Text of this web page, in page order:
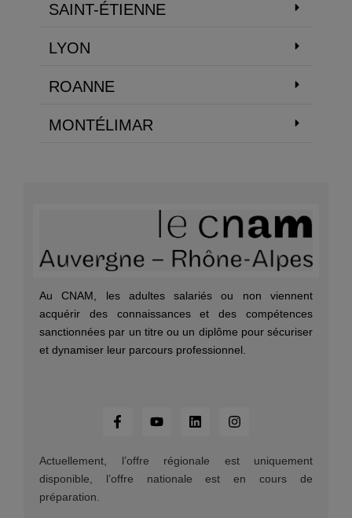
SAINT-ÉTIENNE
LYON
ROANNE
MONTÉLIMAR
Au CNAM, les adultes salariés ou non viennent
acquérir des connaissances et des compétences
sanctionnées par un titre ou un diplôme pour sécuriser
et dynamiser leur parcours professionnel.
Actuellement, l’offre régionale est uniquement
disponible, l’offre nationale est en cours de
préparation.